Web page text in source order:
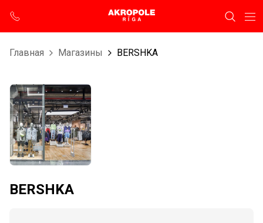
Главная Магазины BERSHKA
BERSHKA